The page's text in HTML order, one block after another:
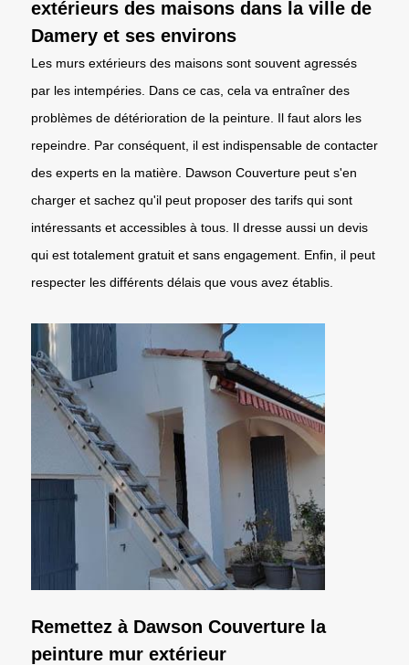
extérieurs des maisons dans la ville de
Damery et ses environs
Les murs extérieurs des maisons sont souvent agressés
par les intempéries. Dans ce cas, cela va entraîner des
problèmes de détérioration de la peinture. Il faut alors les
repeindre. Par conséquent, il est indispensable de contacter
des experts en la matière. Dawson Couverture peut s'en
charger et sachez qu'il peut proposer des tarifs qui sont
intéressants et accessibles à tous. Il dresse aussi un devis
qui est totalement gratuit et sans engagement. Enfin, il peut
respecter les différents délais que vous avez établis.
Remettez à Dawson Couverture la
peinture mur extérieur